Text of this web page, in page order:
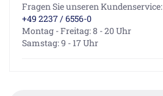
Fragen Sie unseren Kundenservice:
+49 2237 / 6556-0
Montag - Freitag: 8 - 20 Uhr
Samstag: 9 - 17 Uhr